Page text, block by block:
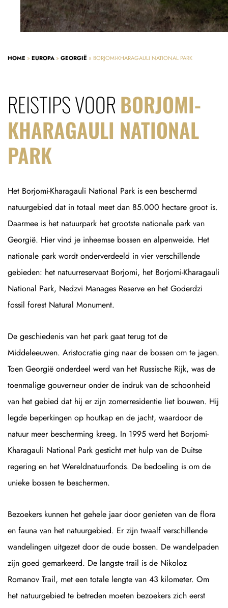
HOME » EUROPA » GEORGIË » BORJOMI-KHARAGAULI NATIONAL PARK
REISTIPS VOOR BORJOMI-
KHARAGAULI NATIONAL
PARK
Het Borjomi-Kharagauli National Park is een beschermd
natuurgebied dat in totaal meet dan 85.000 hectare groot is.
Daarmee is het natuurpark het grootste nationale park van
Georgië. Hier vind je inheemse bossen en alpenweide. Het
nationale park wordt onderverdeeld in vier verschillende
gebieden: het natuurreservaat Borjomi, het Borjomi-Kharagauli
National Park, Nedzvi Manages Reserve en het Goderdzi
fossil forest Natural Monument.
De geschiedenis van het park gaat terug tot de
Middeleeuwen. Aristocratie ging naar de bossen om te jagen.
Toen Georgië onderdeel werd van het Russische Rijk, was de
toenmalige gouverneur onder de indruk van de schoonheid
van het gebied dat hij er zijn zomerresidentie liet bouwen. Hij
legde beperkingen op houtkap en de jacht, waardoor de
natuur meer bescherming kreeg. In 1995 werd het Borjomi-
Kharagauli National Park gesticht met hulp van de Duitse
regering en het Wereldnatuurfonds. De bedoeling is om de
unieke bossen te beschermen.
Bezoekers kunnen het gehele jaar door genieten van de flora
en fauna van het natuurgebied. Er zijn twaalf verschillende
wandelingen uitgezet door de oude bossen. De wandelpaden
zijn goed gemarkeerd. De langste trail is de Nikoloz
Romanov Trail, met een totale lengte van 43 kilometer. Om
het natuurgebied te betreden moeten bezoekers zich eerst